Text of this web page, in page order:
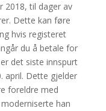
2018, til dager av
Dette kan føre
hvis registeret
du å betale for
det siste innspurt
april. Dette gjelder
foreldre med
han